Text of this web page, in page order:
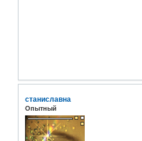
станиславна
Опытный